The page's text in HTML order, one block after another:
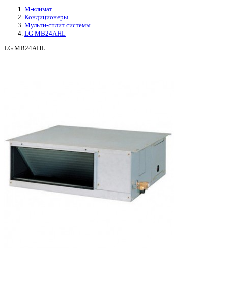
М-климат
Кондиционеры
Мульти-сплит системы
LG MB24AHL
LG MB24AHL